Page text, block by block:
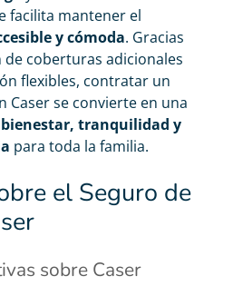
facilita mantener el
y cómoda. Gracias
coberturas adicionales
flexibles, contratar un
Caser se convierte en una
bienestar, tranquilidad y
para toda la familia.
el Seguro de
sobre Caser